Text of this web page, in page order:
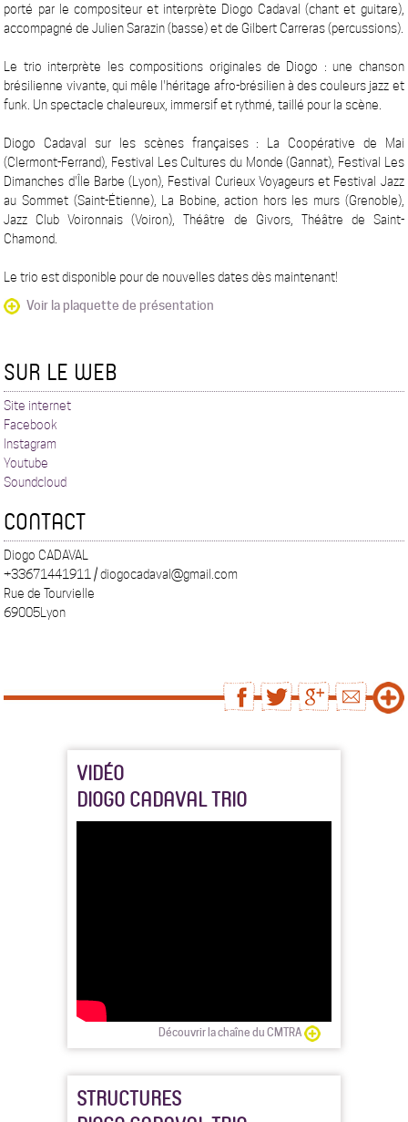
porté par le compositeur et interprète Diogo Cadaval (chant et guitare),
accompagné de Julien Sarazin (basse) et de Gilbert Carreras (percussions).
Le trio interprète les compositions originales de Diogo : une chanson
brésilienne vivante, qui mêle l'héritage afro-brésilien à des couleurs jazz et
funk. Un spectacle chaleureux, immersif et rythmé, taillé pour la scène.
Diogo Cadaval sur les scènes françaises : La Coopérative de Mai
(Clermont-Ferrand), Festival Les Cultures du Monde (Gannat), Festival Les
Dimanches d'Île Barbe (Lyon), Festival Curieux Voyageurs et Festival Jazz
au Sommet (Saint-Étienne), La Bobine, action hors les murs (Grenoble),
Jazz Club Voironnais (Voiron), Théâtre de Givors, Théâtre de Saint-
Chamond.
Le trio est disponible pour de nouvelles dates dès maintenant!
Voir la plaquette de présentation
SUR LE WEB
Site internet
Facebook
Instagram
Youtube
Soundcloud
CONTACT
Diogo CADAVAL
+33671441911 / diogocadaval@gmail.com
Rue de Tourvielle
69005Lyon
VIDÉO
DIOGO CADAVAL TRIO
Découvrir la chaîne du CMTRA
STRUCTURES